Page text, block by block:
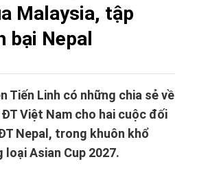
Malaysia, tập
bại Nepal
Tiến Linh có những chia sẻ về
Việt Nam cho hai cuộc đối
Nepal, trong khuôn khổ
loại Asian Cup 2027.